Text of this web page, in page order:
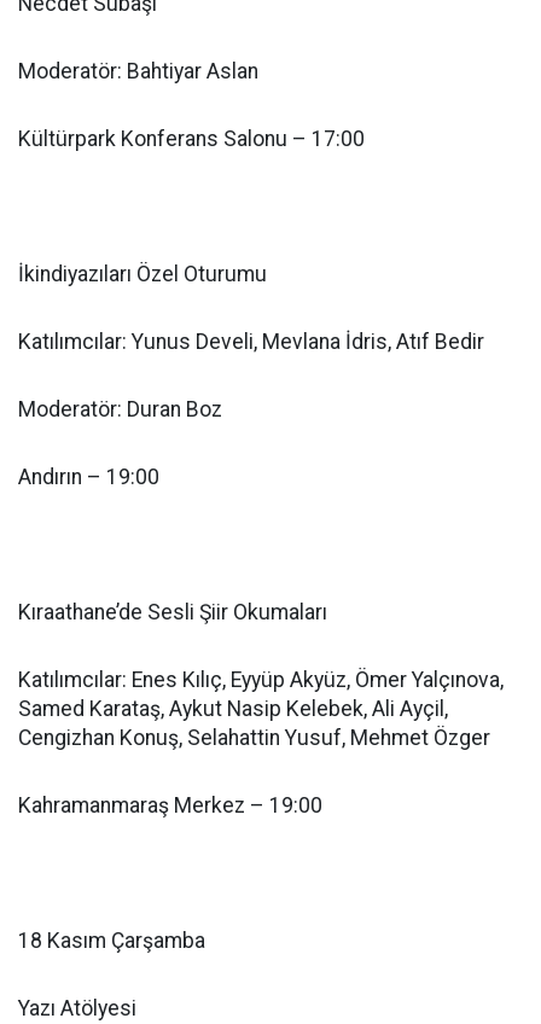
Moderatör: Bahtiyar Aslan
Kültürpark Konferans Salonu – 17:00
İkindiyazıları Özel Oturumu
Katılımcılar: Yunus Develi, Mevlana İdris, Atıf Bedir
Moderatör: Duran Boz
Andırın – 19:00
Kıraathane’de Sesli Şiir Okumaları
Katılımcılar: Enes Kılıç, Eyyüp Akyüz, Ömer Yalçınova,
Samed Karataş, Aykut Nasip Kelebek, Ali Ayçil,
Cengizhan Konuş, Selahattin Yusuf, Mehmet Özger
Kahramanmaraş Merkez – 19:00
18 Kasım Çarşamba
Yazı Atölyesi